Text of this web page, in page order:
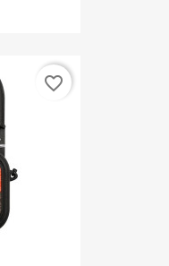
favorite_border